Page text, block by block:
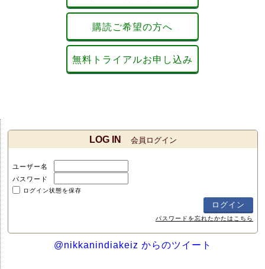
購読ご希望の方へ
無料トライアルお申し込み
LOG IN 会員ログイン
ユーザー名
パスワード
ログイン状態を保存
パスワードを忘れたかたはこちら
@nikkanindiakeiz からのツイート